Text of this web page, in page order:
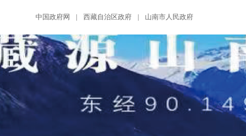
中国政府网 西藏自治区政府 山南市人民政府